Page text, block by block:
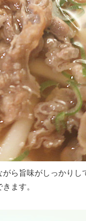
ら旨味がしっかりし
ます。